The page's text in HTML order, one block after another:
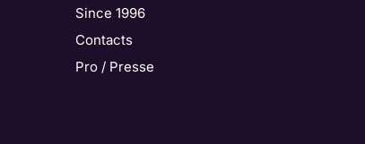
Since 1996
Contacts
Pro / Presse